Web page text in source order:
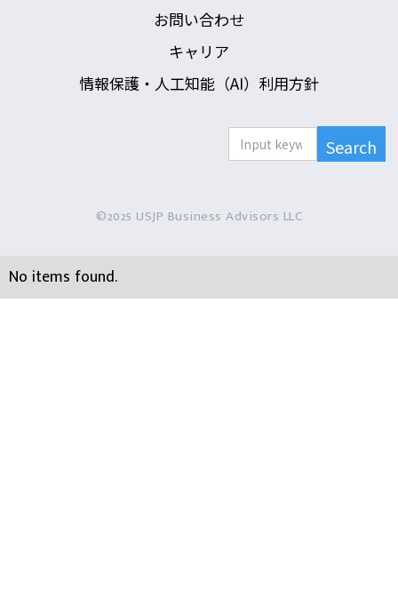
お問い合わせ
キャリア
情報保護・人工知能（AI）利用方針
©2025 USJP Business Advisors LLC
No items found.